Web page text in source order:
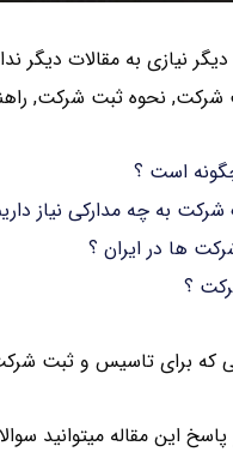
دیگر نیازی به مقالات
شرکت, نحوه ثبت شرکت,
است ؟
به چه مدارکی نیاز
ها در ایران ؟
؟
که برای تاسیس و ثبت
این مقاله میتوانید